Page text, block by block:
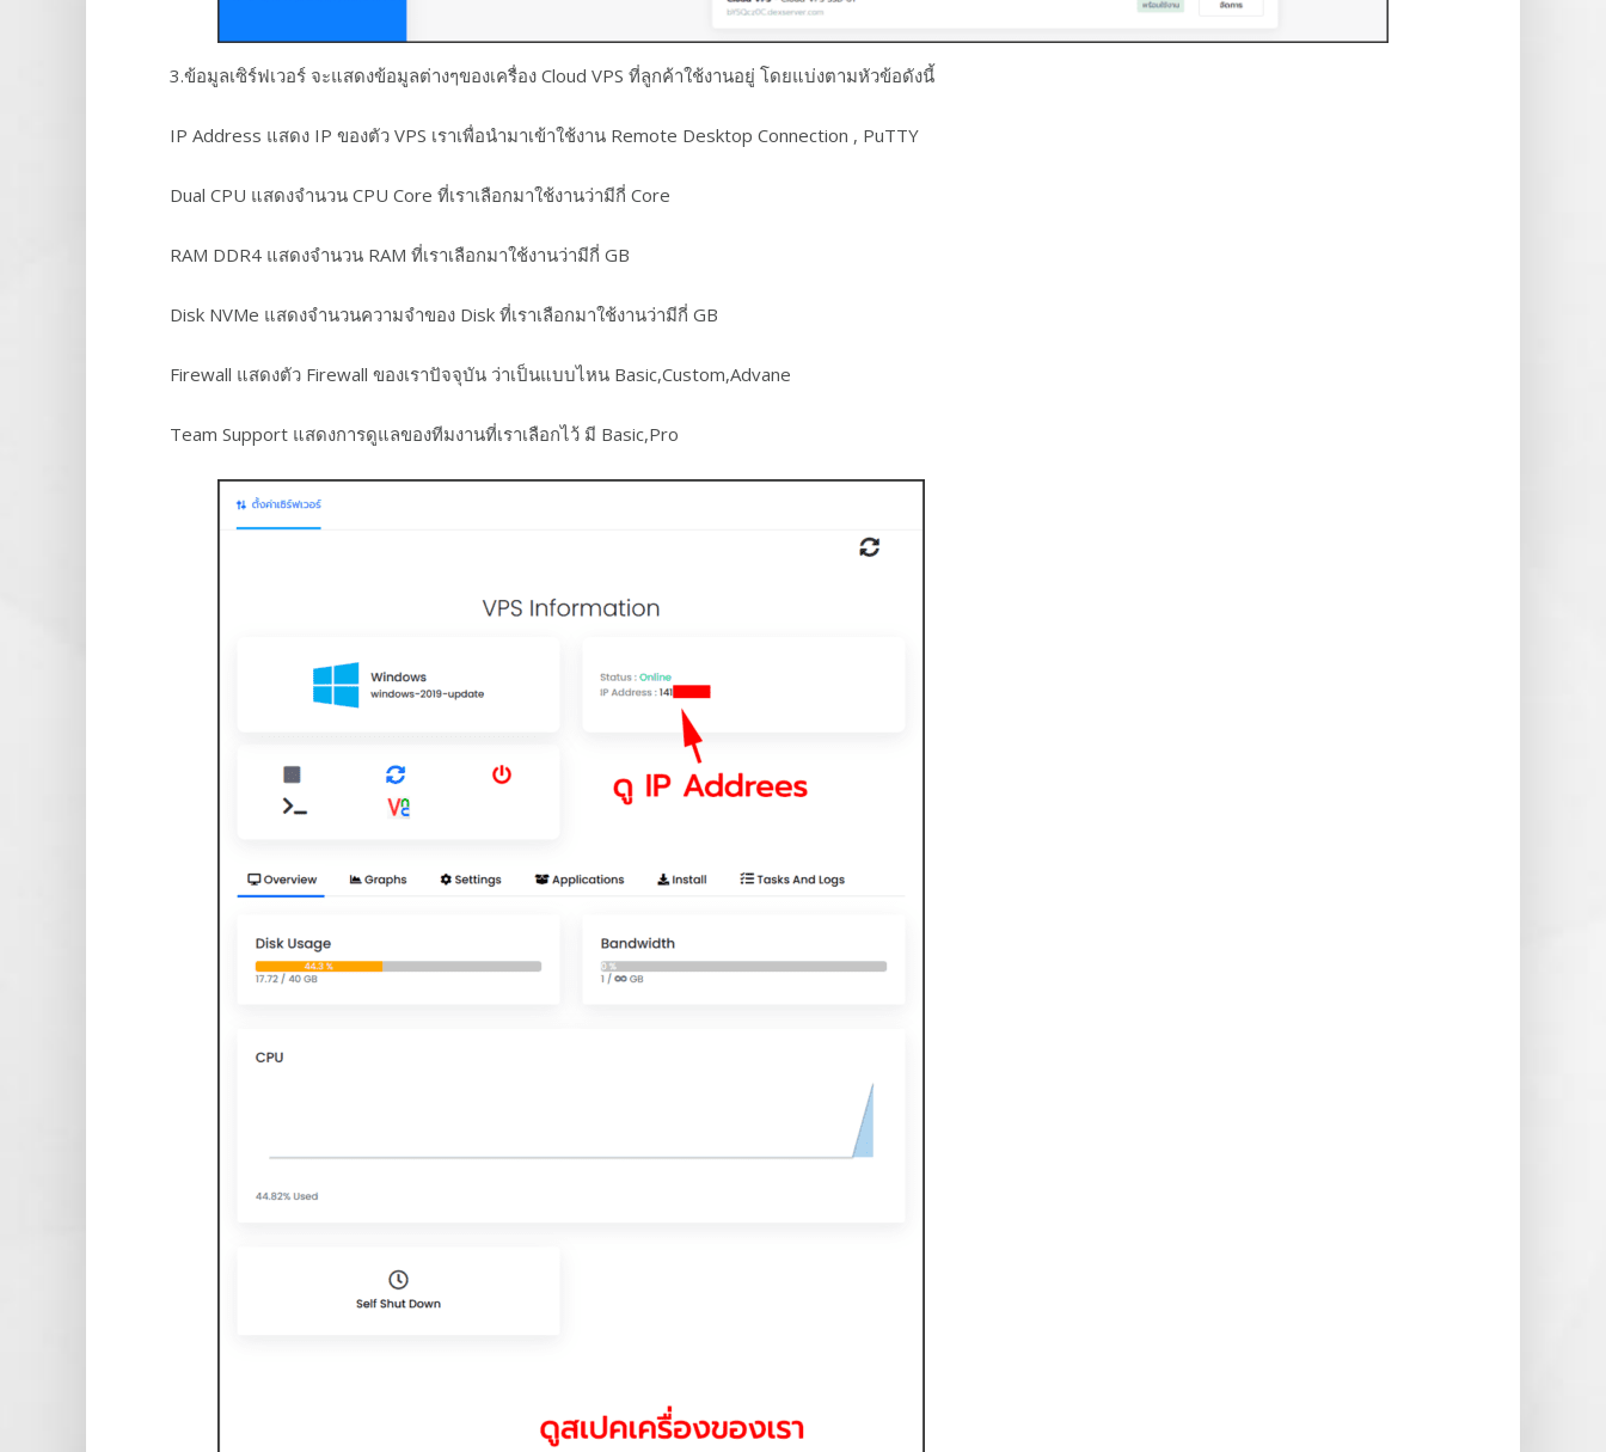
3.ข้อมูลเซิร์ฟเวอร์ จะแสดงข้อมูลต่างๆของเครื่อง Cloud VPS ที่ลูกค้าใช้งานอยู่ โดยแบ่งตามหัวข้อดังนี้
IP Address แสดง IP ของตัว VPS เราเพื่อนำมาเข้าใช้งาน Remote Desktop Connection , PuTTY
Dual CPU แสดงจำนวน CPU Core ที่เราเลือกมาใช้งานว่ามีกี่ Core
RAM DDR4 แสดงจำนวน RAM ที่เราเลือกมาใช้งานว่ามีกี่ GB
Disk NVMe แสดงจำนวนความจำของ Disk ที่เราเลือกมาใช้งานว่ามีกี่ GB
Firewall แสดงตัว Firewall ของเราปัจจุบัน ว่าเป็นแบบไหน Basic,Custom,Advane
Team Support แสดงการดูแลของทีมงานที่เราเลือกไว้ มี Basic,Pro